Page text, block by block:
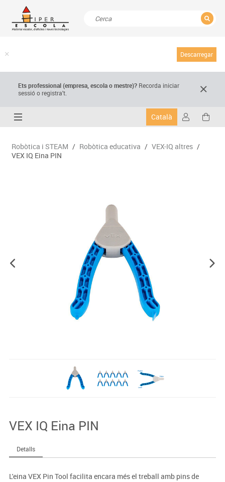
Descarregar
Ets professional (empresa,escola o mestre)? Recorda iniciar
sessió o registra't.
Català
Robòtica i STEAM / Robòtica educativa / VEX-IQ altres /
VEX IQ Eina PIN
VEX IQ Eina PIN
Detalls
L'eina VEX Pin Tool facilita encara més el treball amb pins de